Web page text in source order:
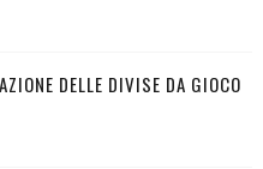
DELLE DIVISE DA GIOCO